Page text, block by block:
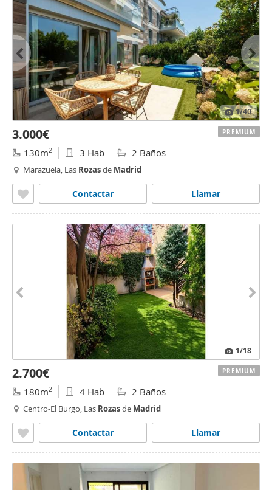
1/40
3.000€
130m2 3 Hab 2 Baños
Marazuela, Las Rozasde Madrid
Llamar
Contactar
PREMIUM
1/18
2.700€
180m2 4 Hab 2 Baños
Centro-El Burgo, Las Rozasde Madrid
Llamar
Contactar
PREMIUM